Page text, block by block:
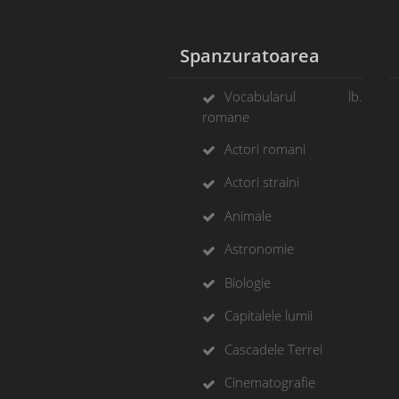
Spanzuratoarea
Vocabularul lb.
romane
Actori romani
Actori straini
Animale
Astronomie
Biologie
Capitalele lumii
Cascadele Terrei
Cinematografie